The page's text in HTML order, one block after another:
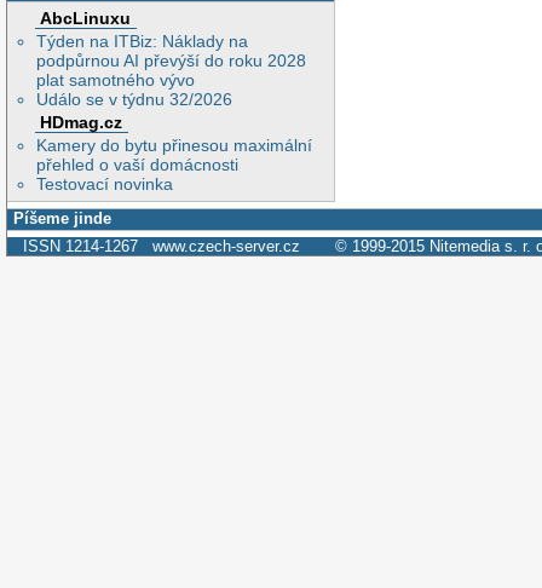
AbcLinuxu
Týden na ITBiz: Náklady na
podpůrnou AI převýší do roku 2028
plat samotného vývo
Událo se v týdnu 32/2026
HDmag.cz
Kamery do bytu přinesou maximální
přehled o vaší domácnosti
Testovací novinka
Píšeme jinde
ISSN 1214-1267 www.czech-server.cz © 1999-2015 Nitemedia s. r.